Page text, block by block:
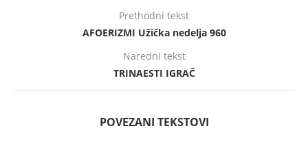
Prethodni tekst
AFOERIZMI Užička nedelja 960
Naredni tekst
TRINAESTI IGRAČ
POVEZANI TEKSTOVI